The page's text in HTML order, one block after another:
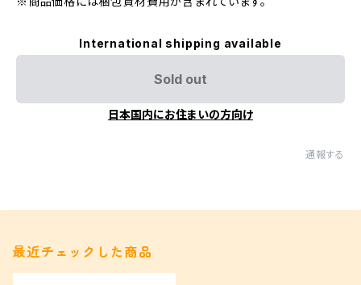
International shipping available
Sold out
日本国内にお住まいの方向け
通報する
最近チェックした商品